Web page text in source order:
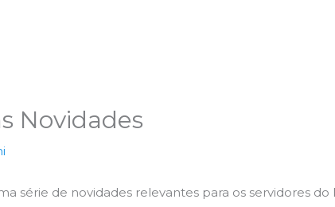
Novidades
série de novidades relevantes para os servidores